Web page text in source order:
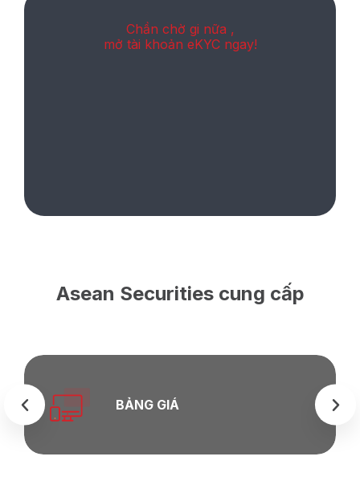
Chần chờ gi nữa ,
mở tài khoản eKYC ngay!
Asean Securities cung cấp
BẢNG GIÁ